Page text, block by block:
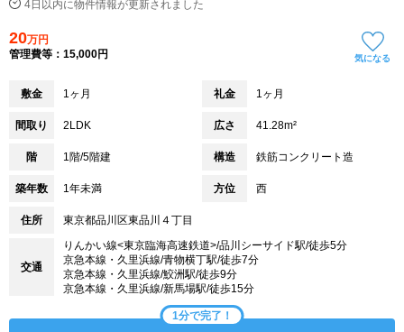
4日以内に物件情報が更新されました
20万円
管理費等：15,000円
気になる
敷金 1ヶ月 礼金 1ヶ月
間取り 2LDK 広さ 41.28m²
階 1階/5階建 構造 鉄筋コンクリート造
築年数 1年未満 方位 西
住所 東京都品川区東品川４丁目
交通
りんかい線<東京臨海高速鉄道>/品川シーサイド駅/徒歩5分
京急本線・久里浜線/青物横丁駅/徒歩7分
京急本線・久里浜線/鮫洲駅/徒歩9分
京急本線・久里浜線/新馬場駅/徒歩15分
1分で完了！